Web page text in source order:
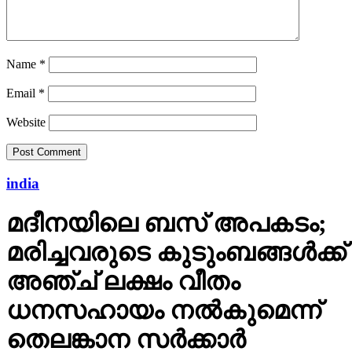
Name *
Email *
Website
india
മദീനയിലെ ബസ് അപകടം;
മരിച്ചവരുടെ കുടുംബങ്ങള്‍ക്ക്
അഞ്ച് ലക്ഷം വീതം
ധനസഹായം നല്‍കുമെന്ന്
തെലങ്കാന സര്‍ക്കാര്‍